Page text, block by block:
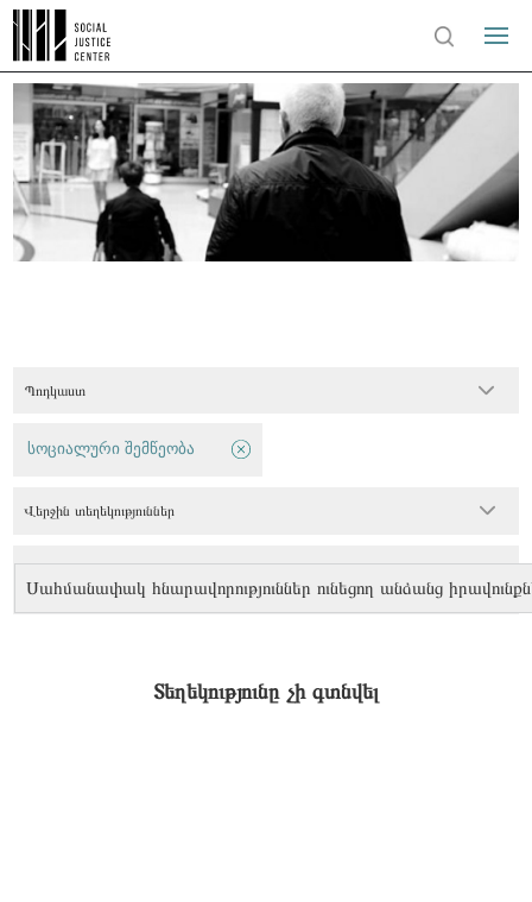
Պոդկաստ
Սահմանափակ հնարավորություններ ունեցող անձանց
სოციალური შემწეობა
Վերջին տեղեկություններ
Տեղեկությունը չի գտնվել